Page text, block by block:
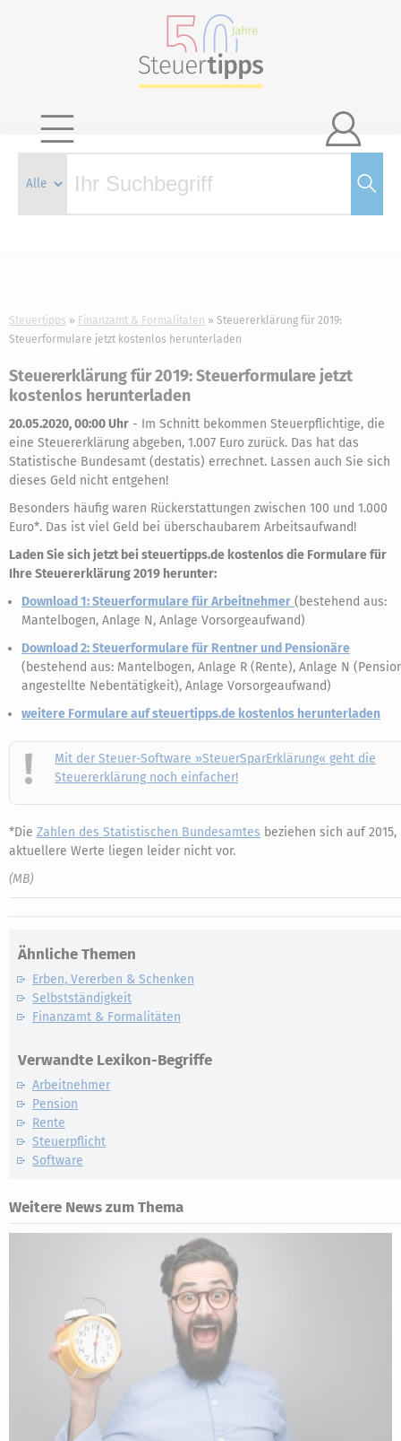

Steuertipps Finanzamt & Formalitäten
Steuererklärung für 2019:
Steuerformulare jetzt kostenlos herunterladen
Steuererklärung für 2019: Steuerformulare jetzt
kostenlos herunterladen
20.05.2020, 00:00 Uhr - Im Schnitt bekommen Steuerpflichtige, die
eine Steuererklärung abgeben, 1.007 Euro zurück. Das hat das
Statistische Bundesamt (destatis) errechnet. Lassen auch Sie sich
dieses Geld nicht entgehen!
Besonders häufig waren Rückerstattungen zwischen 100 und 1.000
Euro*. Das ist viel Geld bei überschaubarem Arbeitsaufwand!
Laden Sie sich jetzt bei steuertipps.de kostenlos die Formulare für
Ihre Steuererklärung 2019 herunter:
Download 1: Steuerformulare für Arbeitnehmer (bestehend aus:
Mantelbogen, Anlage N, Anlage Vorsorgeaufwand)
Download 2: Steuerformulare für Rentner und Pensionäre
(bestehend aus: Mantelbogen, Anlage R (Rente), Anlage N
angestellte Nebentätigkeit), Anlage Vorsorgeaufwand)
weitere Formulare auf steuertipps.de kostenlos herunterladen
Mit der Steuer-Software »SteuerSparErklärung« geht die
Steuererklärung noch einfacher!
*Die Zahlen des Statistischen Bundesamtes beziehen sich auf 2015,
aktuellere Werte liegen leider nicht vor.
(MB)
Ähnliche Themen
Erben, Vererben & Schenken
Selbstständigkeit
Finanzamt & Formalitäten
Verwandte Lexikon-Begriffe
Arbeitnehmer
Pension
Rente
Steuerpflicht
Software
Weitere News zum Thema